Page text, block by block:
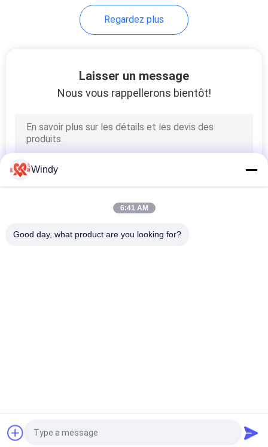
Regardez plus
Laisser un message
Nous vous rappellerons bientôt!
Demandez un devis
Windy
6:41 AM
Good day, what product are you looking for?